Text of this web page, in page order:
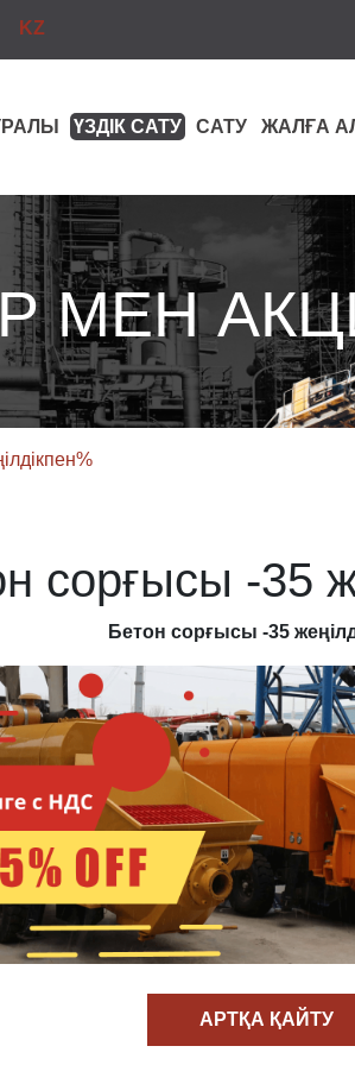
KZ
ҮЗДІК САТУ САТУ ЖАЛҒА
МЕН
сорғысы -35
Бетон сорғысы -35
АРТҚА ҚАЙТУ